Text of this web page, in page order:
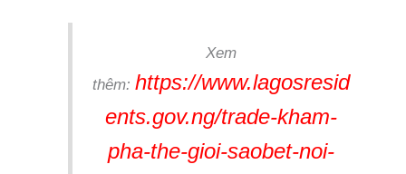
Xem
thêm: https://www.lagosresid
ents.gov.ng/trade-kham-
pha-the-gioi-saobet-noi-